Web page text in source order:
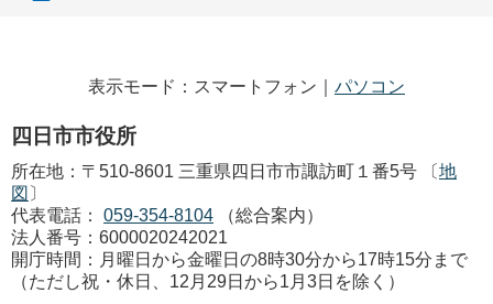
表示モード：スマートフォン｜ パソコン
四日市市役所
所在地：〒510-8601 三重県四日市市諏訪町１番5号 〔地
図 〕
代表電話：
059-354-8104
（総合案内）
法人番号：6000020242021
開庁時間：月曜日から金曜日の8時30分から17時15分まで
（ただし祝・休日、12月29日から1月3日を除く）